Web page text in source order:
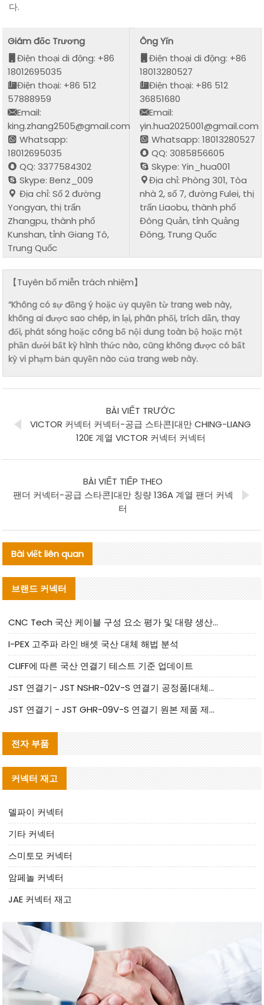
다.
Giám đốc Trương
Điện thoại di động: +86
18012695035
Điện thoại: +86 512
57888959
Email:
king.zhang2505@gmail.com
Whatsapp:
18012695035
QQ: 3377584302
Skype: Benz_009
Địa chỉ: Số 2 đường
Yongyan, thị trấn
Zhangpu, thành phố
Kunshan, tỉnh Giang Tô,
Trung Quốc
Ông Yǐn
Điện thoại di động: +86
18013280527
Điện thoại: +86 512
36851680
Email:
yin.hua2025001@gmail.com
Whatsapp: 18013280527
QQ: 3085856605
Skype: Yin_hua001
Địa chỉ: Phòng 301, Tòa
nhà 2, số 7, đường Fulei, thị
trấn Liaobu, thành phố
Đông Quản, tỉnh Quảng
Đông, Trung Quốc
【Tuyên bố miễn trách nhiệm】
“Không có sự đồng ý hoặc ủy quyền từ trang web này,
không ai được sao chép, in lại, phân phối, trích dẫn, thay
đổi, phát sóng hoặc công bố nội dung toàn bộ hoặc một
phần dưới bất kỳ hình thức nào, cũng không được có bất
kỳ vi phạm bản quyền nào của trang web này.
BÀI VIẾT TRƯỚC
VICTOR 커넥터 커넥터-공급 스타콘|대만 CHING-LIANG
120E 계열 VICTOR 커넥터 커넥터
BÀI VIẾT TIẾP THEO
팬더 커넥터-공급 스타콘|대만 칭량 136A 계열 팬더 커넥
터
Bài viết liên quan
브랜드 커넥터
CNC Tech 국산 케이블 구성 요소 평가 및 대량 생산 적합성 가이드
I-PEX 고주파 라인 배셋 국산 대체 해법 분석
CLIFF에 따른 국산 연결기 테스트 기준 업데이트
JST 연결기- JST NSHR-02V-S 연결기 공정품|대체품 제공
JST 연결기 - JST GHR-09V-S 연결기 원본 제품 제공 | 대체품 제공
전자 부품
커넥터 재고
델파이 커넥터
기타 커넥터
스미토모 커넥터
암페놀 커넥터
JAE 커넥터 재고